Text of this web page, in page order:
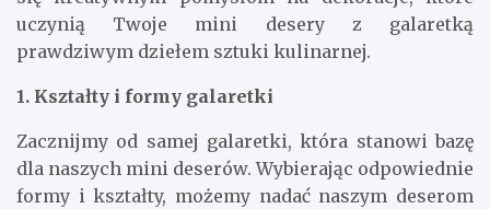
uczynią Twoje mini desery z galaretką
prawdziwym dziełem sztuki kulinarnej.
1. Kształty i formy galaretki
Zacznijmy od samej galaretki, która stanowi bazę
dla naszych mini deserów. Wybierając odpowiednie
formy i kształty, możemy nadać naszym deserom